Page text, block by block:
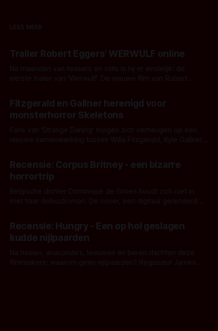
LEES MEER
Trailer Robert Eggers' WERWULF online
Na maanden van teasers en stills is hij er eindelijk: de
eerste trailer van 'Werwulf'. De nieuwe film van Robert
kille stijl vol folklore en mythe. Het topic deze keer is (kon
het het al raden?)... de weerwolf. Kijk je mee?
Fitzgerald en Gallner herenigd voor
monsterhorror Skeletons
Fans van 'Strange Darling' mogen zich verheugen op een
nieuwe samenwerking tussen Willa Fitzgerald, Kyle Gallner
'Skeletons', een nieuwe creature feature waarvoor de
opnames zijn gestart in Australië.
Recensie: Corpus Britney - een bizarre
horrortrip
Belgische dichter Dominique de Groen houdt zich niet in
met haar debuutroman. De cover, een digitaal gerenderd en
achtergrond, belooft iets kleurrijks maar onheilspellends,
iets ongrijpbaars. En dat maakt De Groen met ieder woord
waar.
Recensie: Hungry - Een op hol geslagen
kudde nijlpaarden
Na haaien, anaconda's, leeuwen en beren dachten deze
filmmakers: waarom geen nijlpaarden? Regisseur James